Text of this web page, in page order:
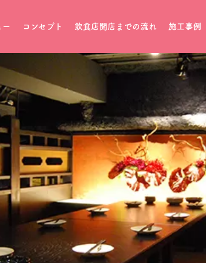
ー コンセプト 飲食店開店までの流れ 施工事例